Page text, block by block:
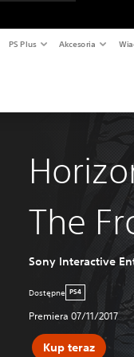
PS Plus Akcesoria
The
Sony Interactive
Dostępne PS4
Premiera 07/11/2017
Kup teraz